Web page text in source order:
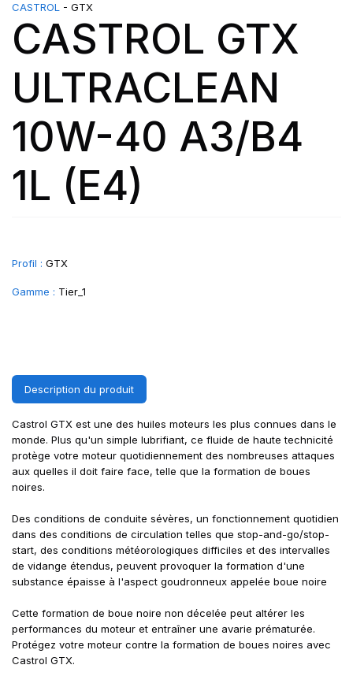
CASTROL - GTX
CASTROL GTX
ULTRACLEAN
10W-40 A3/B4
1L (E4)
Profil : GTX
Gamme : Tier_1
Description du produit
Castrol GTX est une des huiles moteurs les plus connues dans le
monde. Plus qu'un simple lubrifiant, ce fluide de haute technicité
protège votre moteur quotidiennement des nombreuses attaques
aux quelles il doit faire face, telle que la formation de boues
noires.
Des conditions de conduite sévères, un fonctionnement quotidien
dans des conditions de circulation telles que stop-and-go/stop-
start, des conditions météorologiques difficiles et des intervalles
de vidange étendus, peuvent provoquer la formation d'une
substance épaisse à l'aspect goudronneux appelée boue noire
Cette formation de boue noire non décelée peut altérer les
performances du moteur et entraîner une avarie prématurée.
Protégez votre moteur contre la formation de boues noires avec
Castrol GTX.